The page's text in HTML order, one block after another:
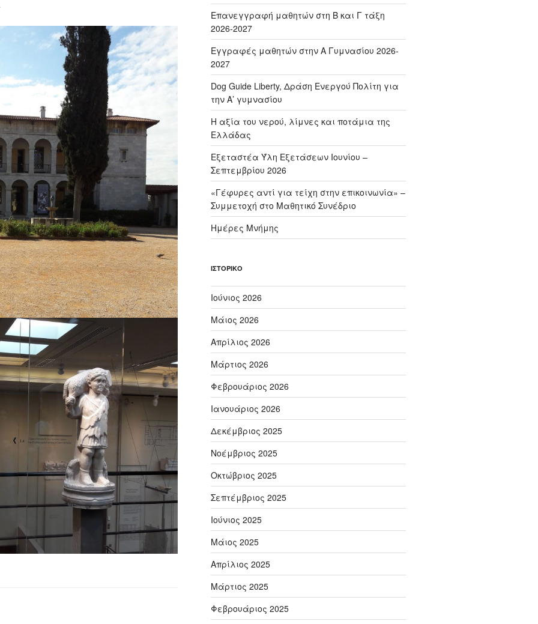
Επανεγγραφή μαθητών στη Β και Γ τάξη
2026-2027
Εγγραφές μαθητών στην Α Γυμνασίου 2026-
2027
Dog Guide Liberty, Δράση Ενεργού Πολίτη για
την Α’ γυμνασίου
H αξία του νερού, λίμνες και ποτάμια της
Ελλάδας
Εξεταστέα Ύλη Εξετάσεων Ιουνίου –
Σεπτεμβρίου 2026
«Γέφυρες αντί για τείχη στην επικοινωνία» –
Συμμετοχή στο Μαθητικό Συνέδριο
Ημέρες Μνήμης
ΙΣΤΟΡΙΚΌ
Ιούνιος 2026
Μάιος 2026
Απρίλιος 2026
Μάρτιος 2026
Φεβρουάριος 2026
Ιανουάριος 2026
Δεκέμβριος 2025
Νοέμβριος 2025
Οκτώβριος 2025
Σεπτέμβριος 2025
Ιούνιος 2025
Μάιος 2025
Απρίλιος 2025
Μάρτιος 2025
Φεβρουάριος 2025